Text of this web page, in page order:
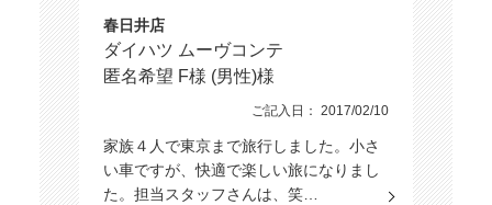
春日井店
ダイハツ ムーヴコンテ
匿名希望 F様 (男性)様
ご記入日： 2017/02/10
家族４人で東京まで旅行しました。小さ
い車ですが、快適で楽しい旅になりまし
た。担当スタッフさんは、笑…